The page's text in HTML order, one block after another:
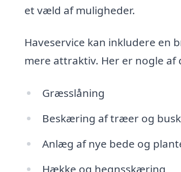
et væld af muligheder.
Haveservice kan inkludere en
mere attraktiv. Her er nogle af
Græsslåning
Beskæring af træer og
Anlæg af nye bede og
Hække og hegnsskæring